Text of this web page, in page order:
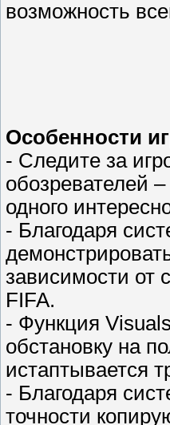
возможность
Особенности
- Следите за
обозревателей
одного
- Благодаря
зависимости от
FIFA.
- Функция
обстановку на
истаптывается
- Благодаря
точности